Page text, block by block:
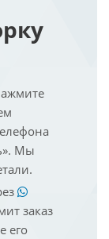
Мы
заказ
его